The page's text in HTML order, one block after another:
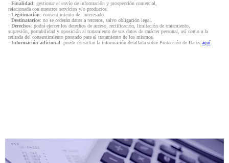
· Finalidad: gestionar el envío de información y prospección comercial,
relacionada con nuestros servicios y/o productos.
· Legitimación: consentimiento del interesado.
· Destinatarios: no se cederán datos a terceros, salvo obligación legal.
· Derechos: podrá ejercer los derechos de acceso, rectificación, limitación de tratamiento,
supresión, portabilidad y oposición al tratamiento de sus datos de carácter personal, así como a la
retirada del consentimiento prestado para el tratamiento de los mismos.
· Información adicional: puede consultar la información detallada sobre Protección de Datos aquí.